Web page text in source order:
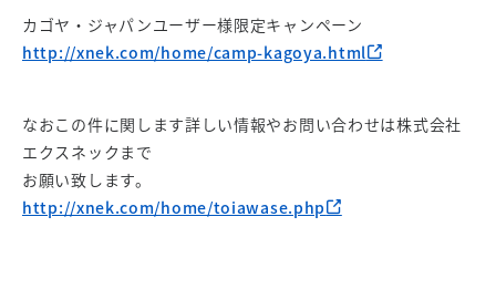
カゴヤ・ジャパンユーザー様限定キャンペーン
http://xnek.com/home/camp-kagoya.html
なおこの件に関します詳しい情報やお問い合わせは株式会社
エクスネックまで
お願い致します。
http://xnek.com/home/toiawase.php